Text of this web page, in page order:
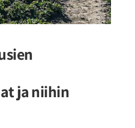
ja niihin